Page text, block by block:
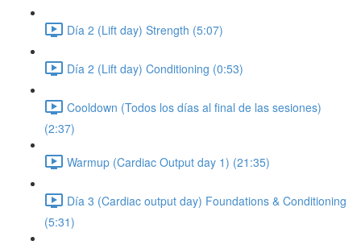
Día 2 (Lift day) Strength (5:07)
Día 2 (Lift day) Conditioning (0:53)
Cooldown (Todos los días al final de las sesiones)
(2:37)
Warmup (Cardiac Output day 1) (21:35)
Día 3 (Cardiac output day) Foundations & Conditioning
(5:31)